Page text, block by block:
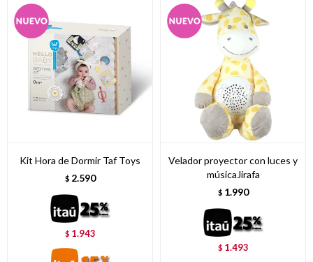
Kit Hora de Dormir Taf Toys
$ 2.590
$ 1.943
Velador proyector con luces y
músicaJirafa
$ 1.990
$ 1.493